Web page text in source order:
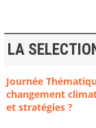
LA
Journée
changement
et stratégies ?